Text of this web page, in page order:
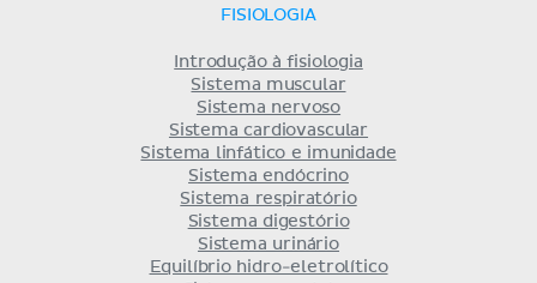
FISIOLOGIA
Introdução à fisiologia
Sistema muscular
Sistema nervoso
Sistema cardiovascular
Sistema linfático e imunidade
Sistema endócrino
Sistema respiratório
Sistema digestório
Sistema urinário
Equilíbrio hidro-eletrolítico